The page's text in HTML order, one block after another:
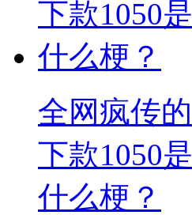
全网疯传的
下款1050是
什么梗？